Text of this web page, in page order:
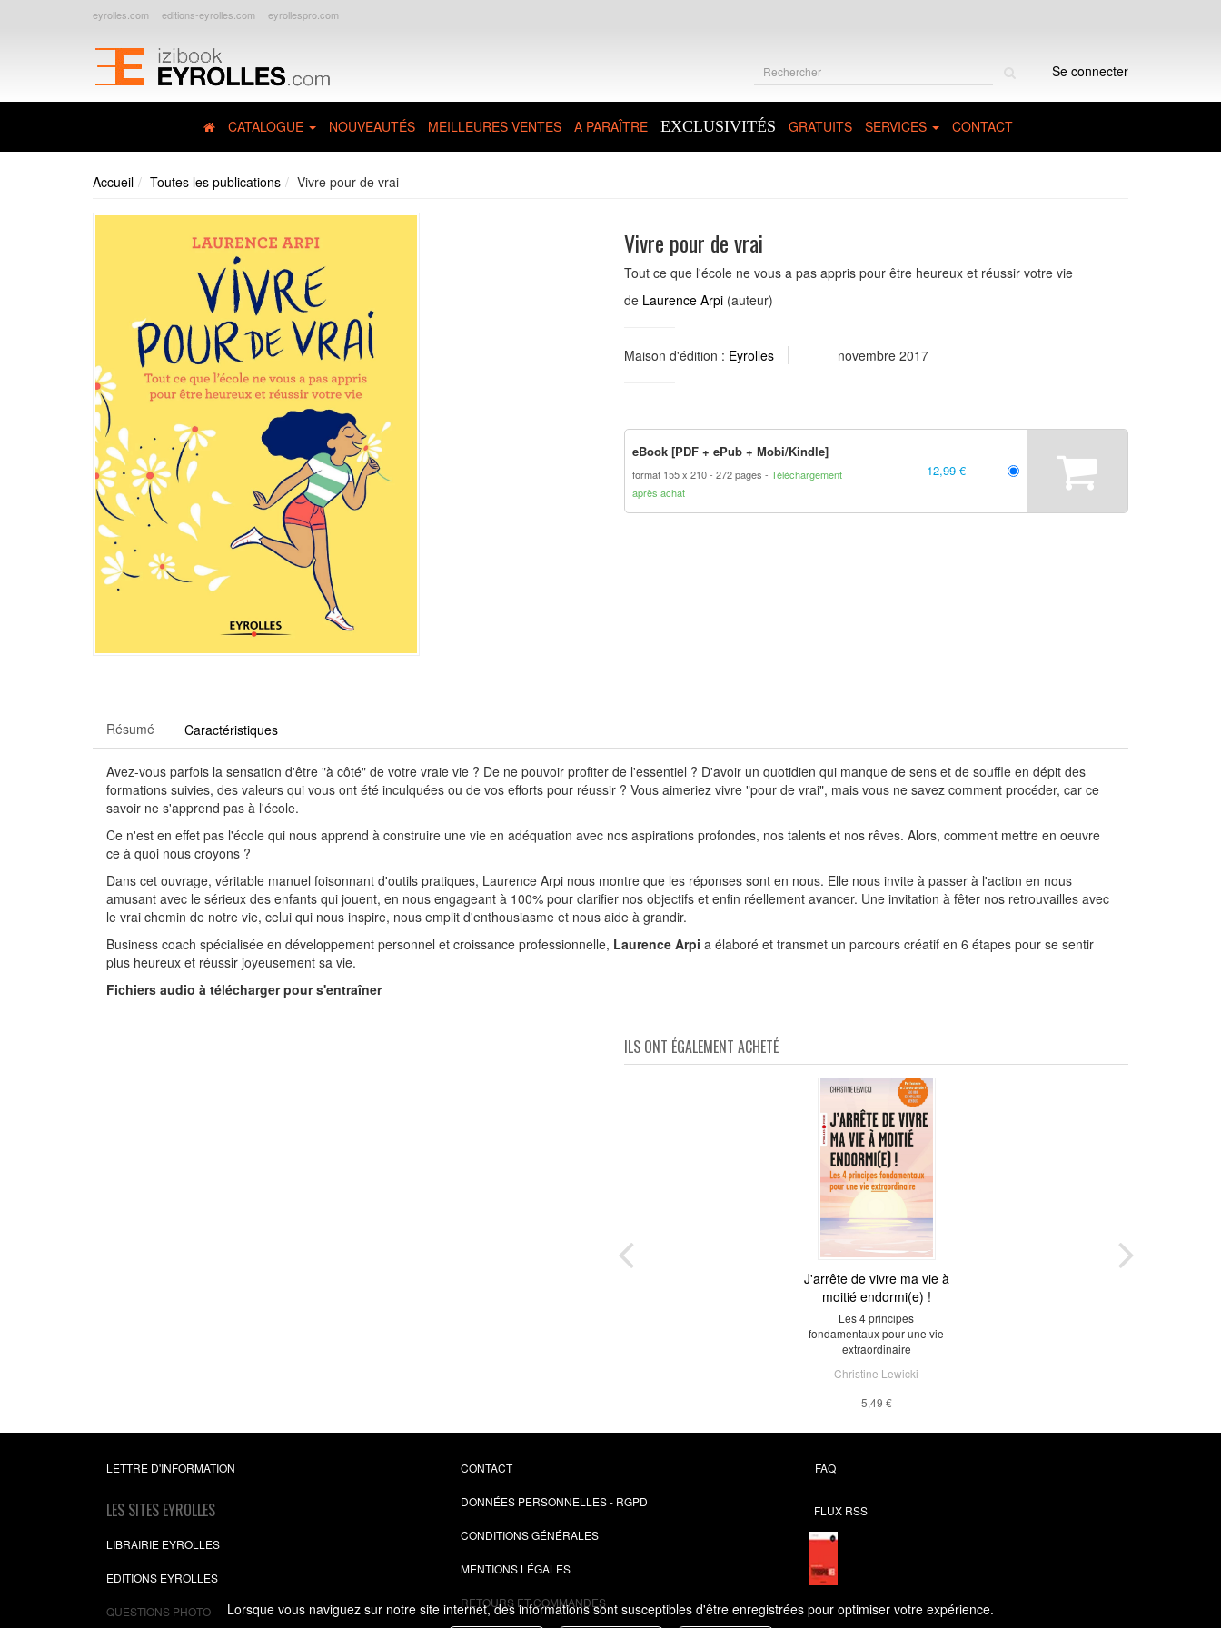
Lorsque vous naviguez sur notre site internet, des informations sont susceptibles d'être enregistrées pour optimiser votre expérience.
eyrolles.com editions-eyrolles.com eyrollespro.com
Se connecter
CATALOGUE NOUVEAUTÉS MEILLEURES VENTES A PARAÎTRE EXCLUSIVITÉS GRATUITS SERVICES CONTACT
Accueil Toutes les publications Vivre pour de vrai
Vivre pour de vrai
Tout ce que l'école ne vous a pas appris pour être heureux et réussir votre vie
de Laurence Arpi (auteur)
Maison d'édition : Eyrolles novembre 2017
eBook [PDF + ePub + Mobi/Kindle]
format 155 x 210 272 pages
Téléchargement
après achat
12,99 €
Résumé Caractéristiques
Avez-vous parfois la sensation d'être "à côté" de votre vraie vie ? De ne pouvoir profiter de l'essentiel ? D'avoir un quotidien qui manque de sens et de souffle en dépit des
formations suivies, des valeurs qui vous ont été inculquées ou de vos efforts pour réussir ? Vous aimeriez vivre "pour de vrai", mais vous ne savez comment procéder, car ce
savoir ne s'apprend pas à l'école.
Ce n'est en effet pas l'école qui nous apprend à construire une vie en adéquation avec nos aspirations profondes, nos talents et nos rêves. Alors, comment mettre en oeuvre
ce à quoi nous croyons ?
Dans cet ouvrage, véritable manuel foisonnant d'outils pratiques, Laurence Arpi nous montre que les réponses sont en nous. Elle nous invite à passer à l'action en nous
amusant avec le sérieux des enfants qui jouent, en nous engageant à 100% pour clarifier nos objectifs et enfin réellement avancer. Une invitation à fêter nos retrouvailles avec
le vrai chemin de notre vie, celui qui nous inspire, nous emplit d'enthousiasme et nous aide à grandir.
Business coach spécialisée en développement personnel et croissance professionnelle, Laurence Arpi a élaboré et transmet un parcours créatif en 6 étapes pour se sentir
plus heureux et réussir joyeusement sa vie.
Fichiers audio à télécharger pour s'entraîner
ILS ONT ÉGALEMENT ACHETÉ
J'arrête de vivre ma vie à
moitié endormi(e) !
Les 4 principes
fondamentaux pour une vie
extraordinaire
Christine Lewicki
5,49 €
LETTRE D'INFORMATION
LES SITES EYROLLES
LIBRAIRIE EYROLLES
EDITIONS EYROLLES
QUESTIONS PHOTO
CONTACT
DONNÉES PERSONNELLES - RGPD
CONDITIONS GÉNÉRALES
MENTIONS LÉGALES
RETOURS ET COMMANDES
FAQ
FLUX RSS